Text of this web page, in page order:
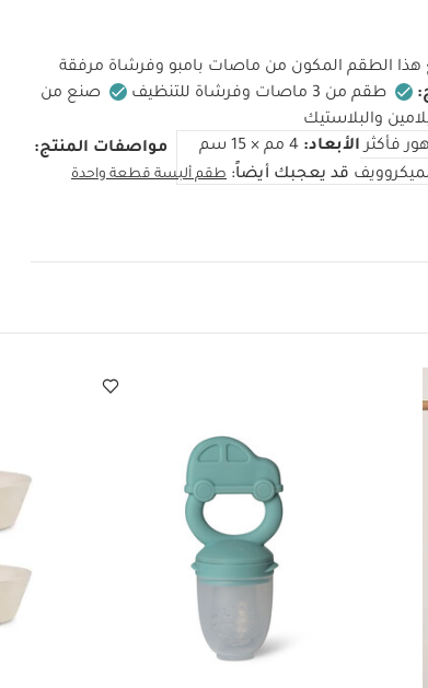
الطقم المكون من ماصات بامبو وفرشاة مرفقة
طقم من 3 ماصات وفرشاة للتنظيف
صنع من
والبلاستيك
الأبعاد: 4 مم × 15 سم
مواصفات المنتج:
قد يعجبك أيضاً: طقم ألبسة قطعة واحدة